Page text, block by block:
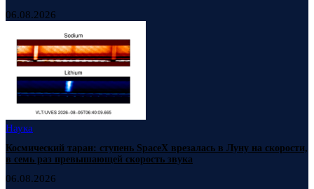
06.08.2026
Наука
Космический таран: ступень SpaceX врезалась в Луну на скорости,
в семь раз превышающей скорость звука
06.08.2026